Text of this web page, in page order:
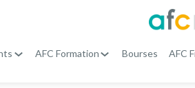
AFC Formation Bourses AFC